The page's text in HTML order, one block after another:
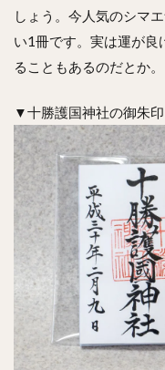
しょう。今人気のシマ
い1冊です。実は運が良
ることもあるのだとか。
▼十勝護国神社の御朱印